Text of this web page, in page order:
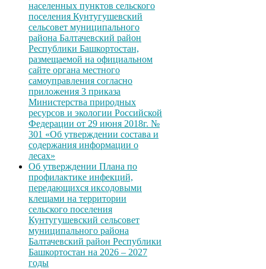
населенных пунктов сельского
поселения Кунтугушевский
сельсовет муниципального
района Балтачевский район
Республики Башкортостан,
размещаемой на официальном
сайте органа местного
самоуправления согласно
приложения 3 приказа
Министерства природных
ресурсов и экологии Российской
Федерации от 29 июня 2018г. №
301 «Об утверждении состава и
содержания информации о
лесах»
Об утверждении Плана по
профилактике инфекций,
передающихся иксодовыми
клещами на территории
сельского поселения
Кунтугушевский сельсовет
муниципального района
Балтачевский район Республики
Башкортостан на 2026 – 2027
годы